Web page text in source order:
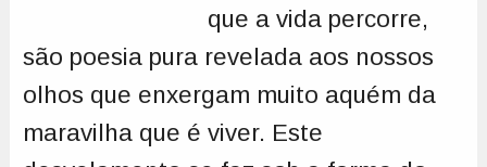
que a vida percorre,
são poesia pura revelada aos nossos
olhos que enxergam muito aquém da
maravilha que é viver. Este